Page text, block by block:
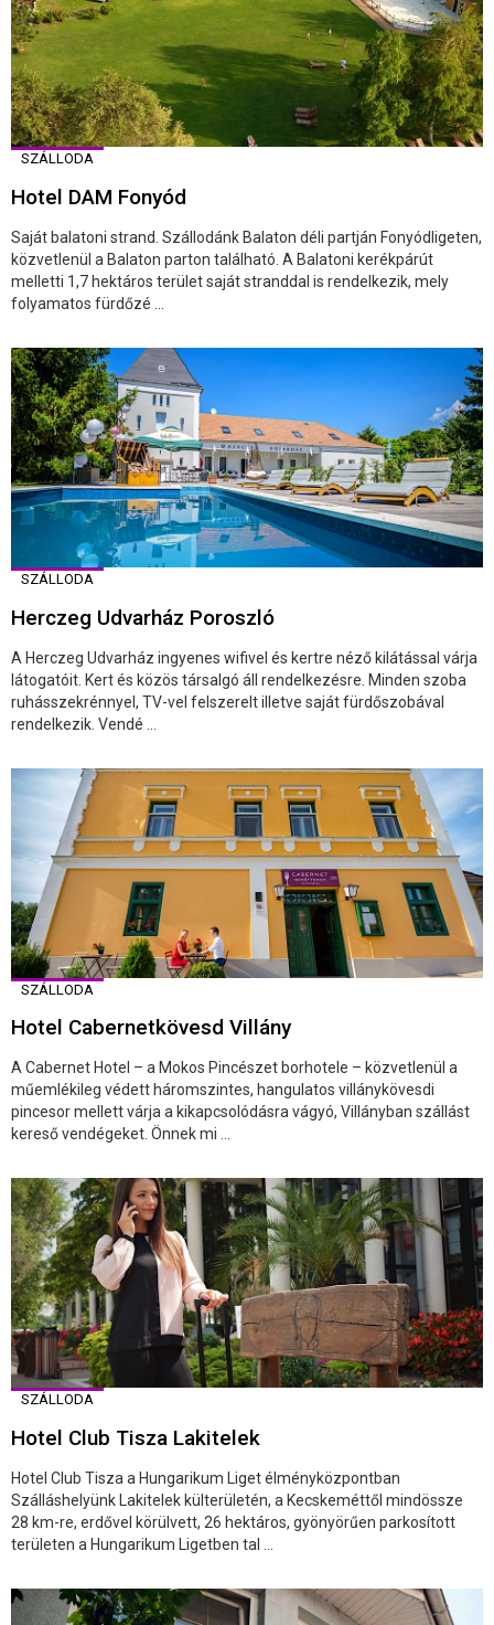
SZÁLLODA
Hotel DAM Fonyód
Saját balatoni strand. Szállodánk Balaton déli partján Fonyódligeten,
közvetlenül a Balaton parton található. A Balatoni kerékpárút
melletti 1,7 hektáros terület saját stranddal is rendelkezik, mely
folyamatos fürdőzé ...
SZÁLLODA
Herczeg Udvarház Poroszló
A Herczeg Udvarház ingyenes wifivel és kertre néző kilátással várja
látogatóit. Kert és közös társalgó áll rendelkezésre. Minden szoba
ruhásszekrénnyel, TV-vel felszerelt illetve saját fürdőszobával
rendelkezik. Vendé ...
SZÁLLODA
Hotel Cabernetkövesd Villány
A Cabernet Hotel – a Mokos Pincészet borhotele – közvetlenül a
műemlékileg védett háromszintes, hangulatos villánykövesdi
pincesor mellett várja a kikapcsolódásra vágyó, Villányban szállást
kereső vendégeket. Önnek mi ...
SZÁLLODA
Hotel Club Tisza Lakitelek
Hotel Club Tisza a Hungarikum Liget élményközpontban
Szálláshelyünk Lakitelek külterületén, a Kecskeméttől mindössze
28 km-re, erdővel körülvett, 26 hektáros, gyönyörűen parkosított
területen a Hungarikum Ligetben tal ...